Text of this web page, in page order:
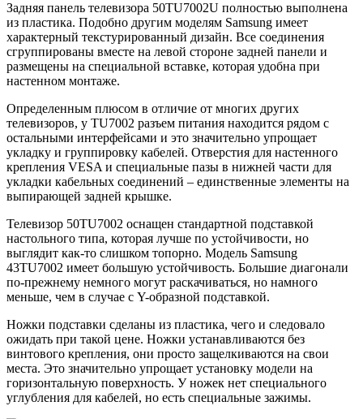
Задняя панель телевизора 50TU7002U полностью выполнена
из пластика. Подобно другим моделям Samsung имеет
характерный текстурированный дизайн. Все соединения
сгруппированы вместе на левой стороне задней панели и
размещены на специальной вставке, которая удобна при
настенном монтаже.
Определенным плюсом в отличие от многих других
телевизоров, у TU7002 разъем питания находится рядом с
остальными интерфейсами и это значительно упрощает
укладку и группировку кабелей. Отверстия для настенного
крепления VESA и специальные пазы в нижней части для
укладки кабельных соединений – единственные элементы на
выпирающей задней крышке.
Телевизор 50TU7002 оснащен стандартной подставкой
настольного типа, которая лучше по устойчивости, но
выглядит как-то слишком топорно. Модель Samsung
43TU7002 имеет большую устойчивость. Большие диагонали
по-прежнему немного могут раскачиваться, но намного
меньше, чем в случае с Y-образной подставкой.
Ножки подставки сделаны из пластика, чего и следовало
ожидать при такой цене. Ножки устанавливаются без
винтового крепления, они просто защелкиваются на свои
места. Это значительно упрощает установку модели на
горизонтальную поверхность. У ножек нет специального
углубления для кабелей, но есть специальные зажимы.